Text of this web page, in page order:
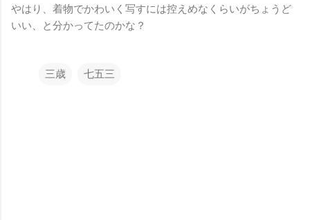
やはり、着物でかわいく写すには控えめなくらいがちょうど
いい、と分かってたのかな？
三歳 七五三